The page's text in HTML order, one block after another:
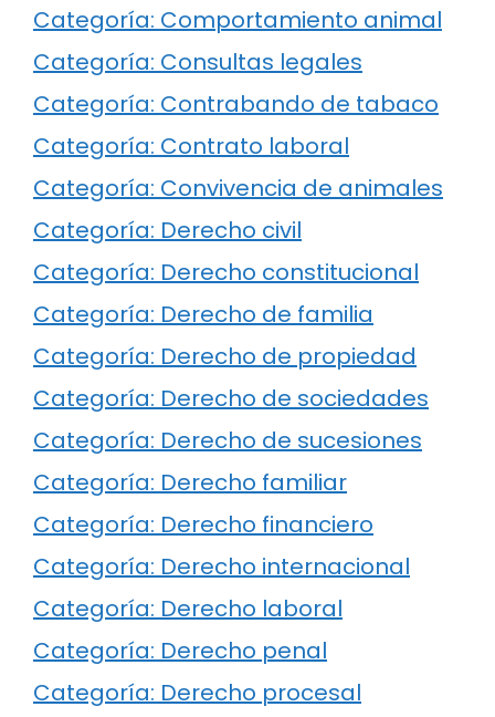
Categoría: Comportamiento animal
Categoría: Consultas legales
Categoría: Contrabando de tabaco
Categoría: Contrato laboral
Categoría: Convivencia de animales
Categoría: Derecho civil
Categoría: Derecho constitucional
Categoría: Derecho de familia
Categoría: Derecho de propiedad
Categoría: Derecho de sociedades
Categoría: Derecho de sucesiones
Categoría: Derecho familiar
Categoría: Derecho financiero
Categoría: Derecho internacional
Categoría: Derecho laboral
Categoría: Derecho penal
Categoría: Derecho procesal